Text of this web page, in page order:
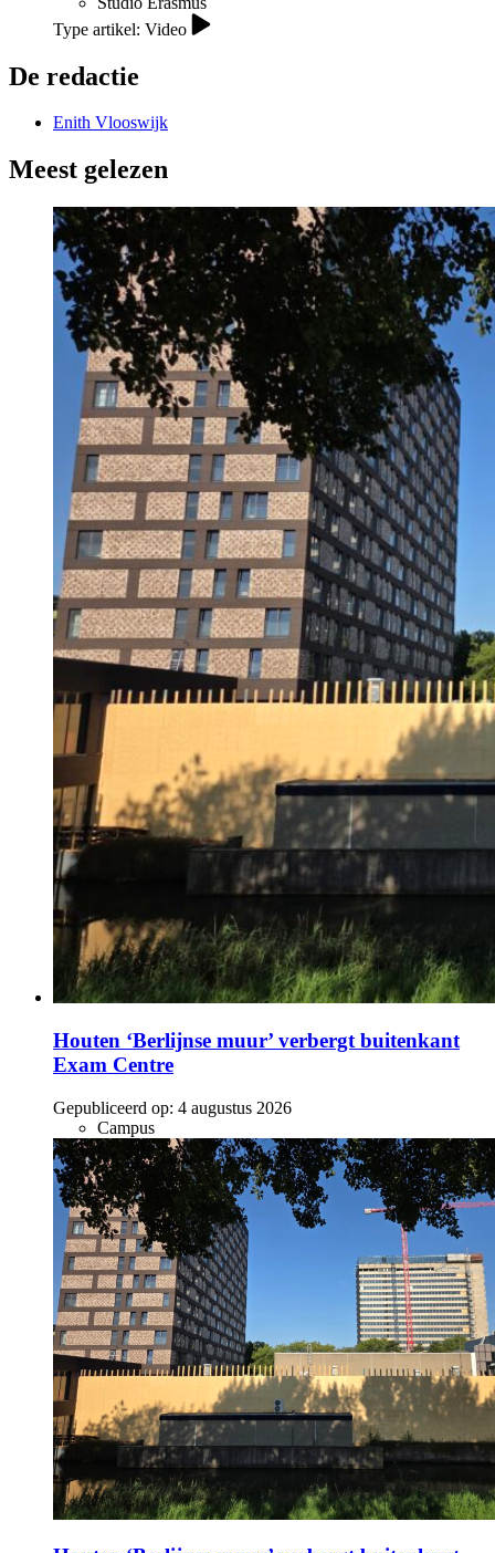
Type artikel: Video
De redactie
Enith Vlooswijk
Meest gelezen
Houten ‘Berlijnse muur’ verbergt buitenkant
Exam Centre
Gepubliceerd op: 4 augustus 2026
Campus